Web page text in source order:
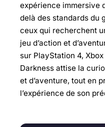
expérience immersive
delà des standards du
ceux qui recherchent
jeu d’action et
sur PlayStation 4,
Darkness attise la
et d’aventure, tout en
l’expérience de son